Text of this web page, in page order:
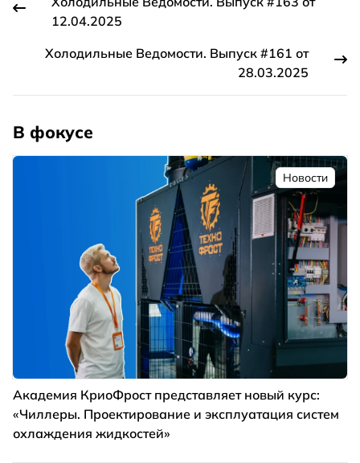
12.04.2025
Холодильные Ведомости. Выпуск #161 от
28.03.2025
В фокусе
Новости
Академия КриоФрост представляет новый курс:
«Чиллеры. Проектирование и эксплуатация систем
охлаждения жидкостей»